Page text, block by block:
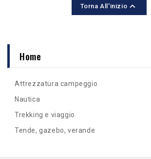
Torna All'inizio 
Home
Attrezzatura campeggio
Nautica
Trekking e viaggio
Tende, gazebo, verande